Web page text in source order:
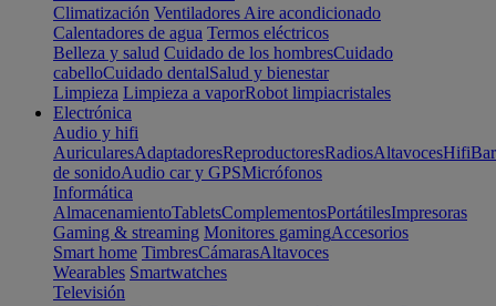
Climatización Ventiladores Aire acondicionado
Calentadores de agua Termos eléctricos
Belleza y salud Cuidado de los hombresCuidado
cabelloCuidado dentalSalud y bienestar
Limpieza Limpieza a vaporRobot limpiacristales
Electrónica
Audio y hifi
AuricularesAdaptadoresReproductoresRadiosAltavocesHifi
de sonidoAudio car y GPSMicrófonos
Informática
AlmacenamientoTabletsComplementosPortátilesImpresoras
Gaming & streaming Monitores gamingAccesorios
Smart home TimbresCámarasAltavoces
Wearables Smartwatches
Televisión